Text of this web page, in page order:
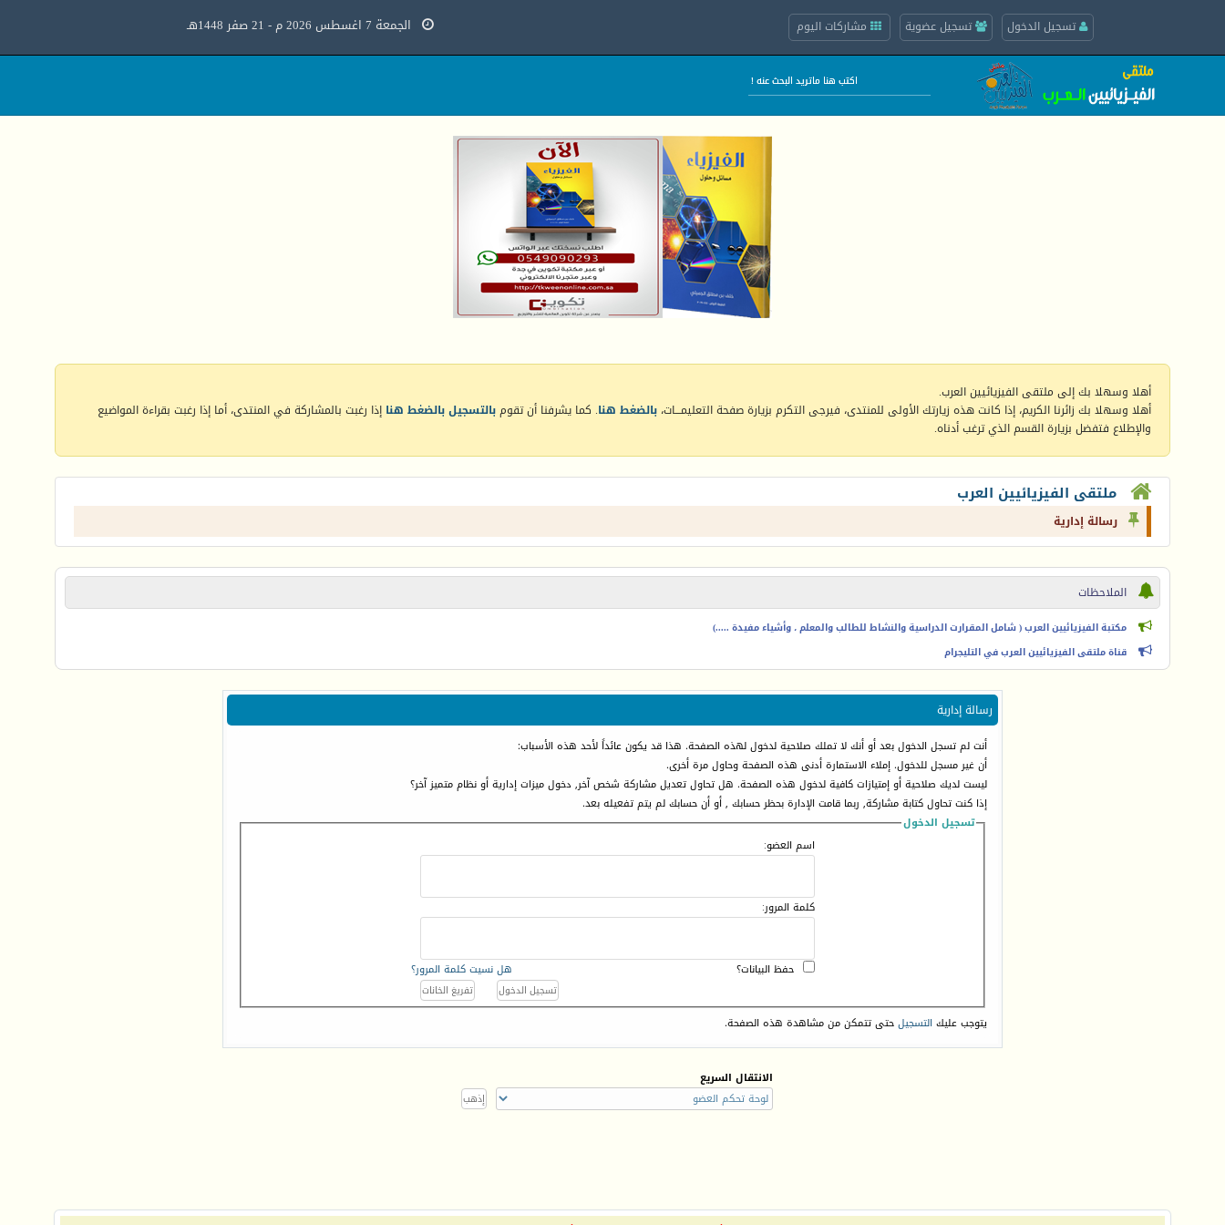
تسجيل الدخول تسجيل عضوية مشاركات اليوم الجمعة 7 اغسطس 2026 م - 21 صفر 1448هـ
أهلا وسهلا بك إلى ملتقى الفيزيائيين العرب.
أهلا وسهلا بك زائرنا الكريم، إذا كانت هذه زيارتك الأولى للمنتدى، فيرجى التكرم بزيارة صفحة التعليمـــات، بالضغط هنا. كما يشرفنا أن تقومبالتسجيل بالضغط هنا إذا رغبت بالمشاركة في المنتدى، أما إذا رغبت بقراءة المواضيع
والإطلاع فتفضل بزيارة القسم الذي ترغب أدناه.
ملتقى الفيزيائيين العرب
رسالة إدارية
الملاحظات
مكتبة الفيزيائيين العرب ( شامل المقرارت الدراسية والنشاط للطالب والمعلم ، وأشياء مفيدة .....)
قناة ملتقى الفيزيائيين العرب في التليجرام
رسالة إدارية
أنت لم تسجل الدخول بعد أو أنك لا تملك صلاحية لدخول لهذه الصفحة. هذا قد يكون عائداً لأحد هذه الأسباب:
أن غير مسجل للدخول. إملاء الاستمارة أدنى هذه الصفحة وحاول مرة أخرى.
ليست لديك صلاحية أو إمتيازات كافية لدخول هذه الصفحة. هل تحاول تعديل مشاركة شخص آخر, دخول ميزات إدارية أو نظام متميز آخر؟
إذا كنت تحاول كتابة مشاركة, ربما قامت الإدارة بحظر حسابك , أو أن حسابك لم يتم تفعيله بعد.
تسجيل الدخول
اسم العضو:
كلمة المرور:
هل نسيت كلمة المرور؟ حفظ البيانات؟
يتوجب عليك التسجيلحتى تتمكن من مشاهدة هذه الصفحة.
الانتقال السريع